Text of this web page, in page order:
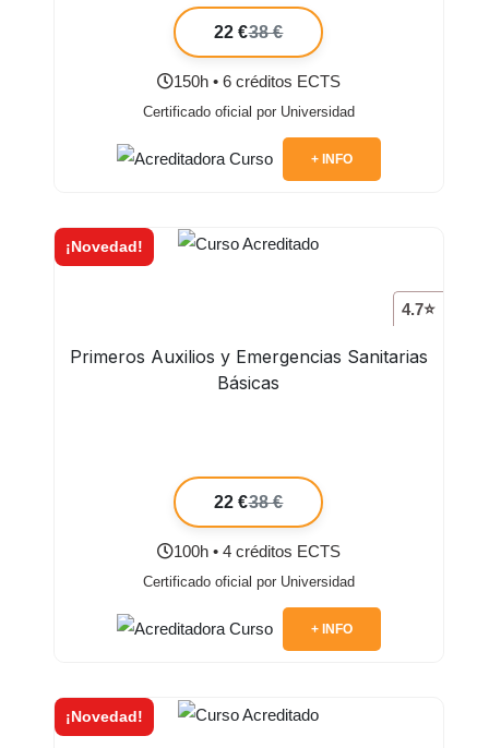
22 €38 €
150h • 6 créditos ECTS
Certificado oficial por Universidad
+ INFO
¡Novedad!
4.7⭐
Primeros Auxilios y Emergencias Sanitarias
Básicas
22 €38 €
100h • 4 créditos ECTS
Certificado oficial por Universidad
+ INFO
¡Novedad!